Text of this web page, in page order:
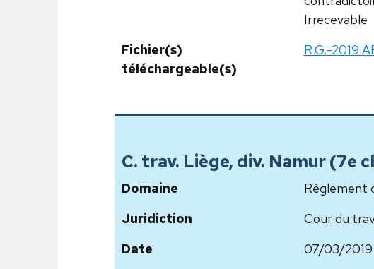
Irrecevable
Fichier(s)
téléchargeable(s)
R.G.-
C. trav. Liège, div. Namur (7e
Domaine
Règlement
Juridiction
Cour du
Date
07/03/2019